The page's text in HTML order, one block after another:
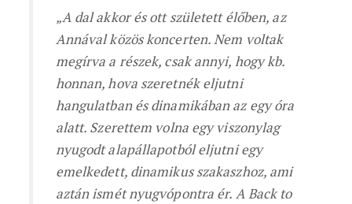
„A dal akkor és ott született élőben, az
Annával közös koncerten. Nem voltak
megírva a részek, csak annyi, hogy kb.
honnan, hova szeretnék eljutni
hangulatban és dinamikában az egy óra
alatt. Szerettem volna egy viszonylag
nyugodt alapállapotból eljutni egy
emelkedett, dinamikus szakaszhoz, ami
aztán ismét nyugvópontra ér. A Back to